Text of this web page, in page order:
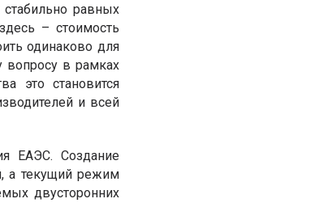
равных
– стоимость
одинаково для
вопросу в рамках
это становится
и всей
ЕАЭС. Создание
а текущий режим
двусторонних